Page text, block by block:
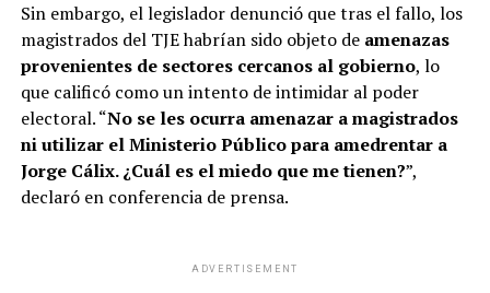
Sin embargo, el legislador denunció que tras el fallo, los
magistrados del TJE habrían sido objeto de amenazas
provenientes de sectores cercanos al gobierno, lo
que calificó como un intento de intimidar al poder
electoral. “No se les ocurra amenazar a magistrados
ni utilizar el Ministerio Público para amedrentar a
Jorge Cálix. ¿Cuál es el miedo que me tienen?”,
declaró en conferencia de prensa.
ADVERTISEMENT